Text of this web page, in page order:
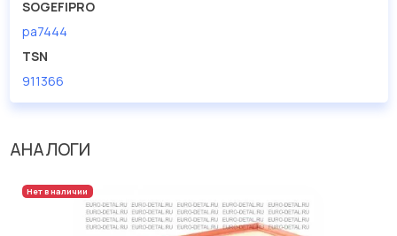
SOGEFIPRO
pa7444
TSN
911366
АНАЛОГИ
Нет в наличии